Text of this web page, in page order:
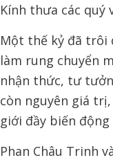
Kính thưa các quý
Một thế kỷ đã trôi
làm rung chuyển
nhận thức, tư
còn nguyên giá
giới đầy biến
Phan Châu Trinh